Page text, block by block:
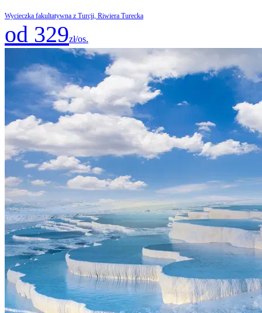
Wycieczka fakultatywna z Turcji, Riwiera Turecka
od 329zł/os.